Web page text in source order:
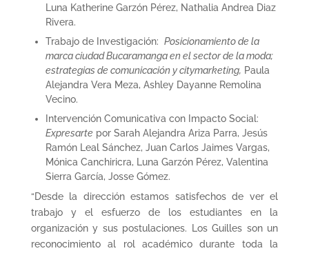
Luna Katherine Garzón Pérez, Nathalia Andrea Diaz
Rivera.
Trabajo de Investigación: Posicionamiento de la
marca ciudad Bucaramanga en el sector de la moda;
estrategias de comunicación y citymarketing, Paula
Alejandra Vera Meza, Ashley Dayanne Remolina
Vecino.
Intervención Comunicativa con Impacto Social:
Expresarte por Sarah Alejandra Ariza Parra, Jesús
Ramón Leal Sánchez, Juan Carlos Jaimes Vargas,
Mónica Canchiricra, Luna Garzón Pérez, Valentina
Sierra García, Josse Gómez.
“Desde la dirección estamos satisfechos de ver el
trabajo y el esfuerzo de los estudiantes en la
organización y sus postulaciones. Los Guilles son un
reconocimiento al rol académico durante toda la